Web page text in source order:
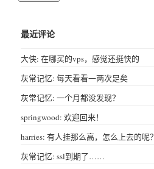
最近评论
大侠: 在哪买的vps，感觉还挺快的
灰常记忆: 每天看看一两次足矣
灰常记忆: 一个月都没发现？
springwood: 欢迎回来！
harries: 有人挂那么高，怎么上去的呢？
灰常记忆: ssl到期了……